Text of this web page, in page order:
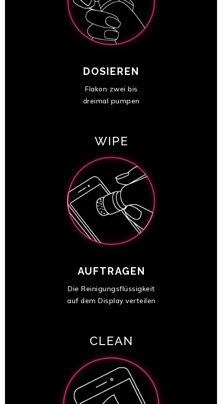
WIPE
CLEAN
DOSIEREN
Flakon zwei bis
dreimal pumpen
AUFTRAGEN
Die Reinigungsflüssigkeit
auf dem Display verteilen